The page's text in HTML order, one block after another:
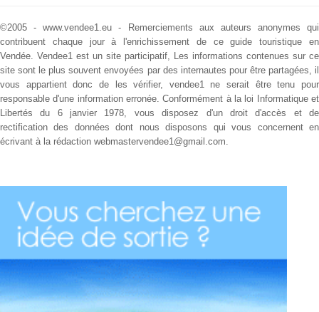
©2005 - www.vendee1.eu - Remerciements aux auteurs anonymes qui
contribuent chaque jour à l'enrichissement de ce guide touristique en
Vendée. Vendee1 est un site participatif, Les informations contenues sur ce
site sont le plus souvent envoyées par des internautes pour être partagées, il
vous appartient donc de les vérifier, vendee1 ne serait être tenu pour
responsable d'une information erronée. Conformément à la loi Informatique et
Libertés du 6 janvier 1978, vous disposez d'un droit d'accès et de
rectification des données dont nous disposons qui vous concernent en
écrivant à la rédaction webmastervendee1@gmail.com.